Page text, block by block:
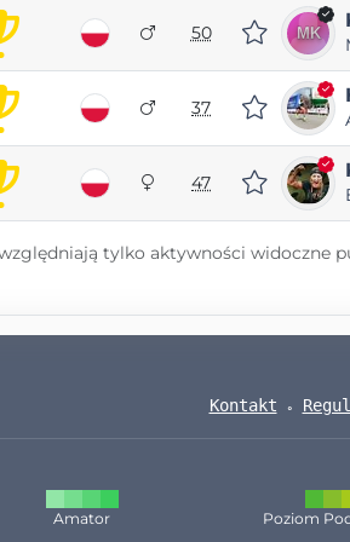
50
37
47
tylko aktywności widoczne
Kontakt
Amator Poziom